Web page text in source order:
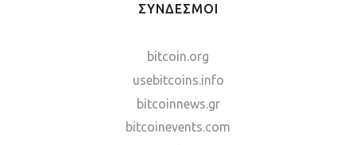
ΣΥΝΔΕΣΜΟΙ
bitcoin.org
usebitcoins.info
bitcoinnews.gr
bitcoinevents.com